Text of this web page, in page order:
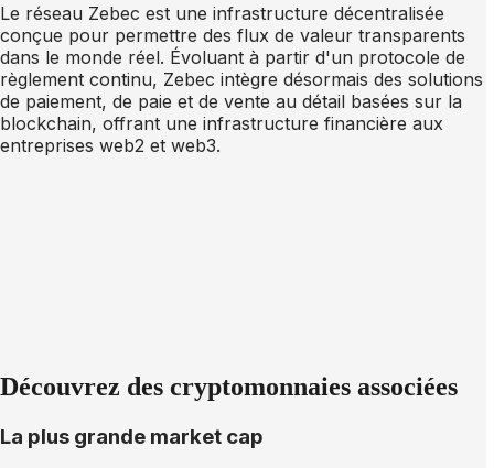
Le réseau Zebec est une infrastructure décentralisée
conçue pour permettre des flux de valeur transparents
dans le monde réel. Évoluant à partir d'un protocole de
règlement continu, Zebec intègre désormais des solutions
de paiement, de paie et de vente au détail basées sur la
blockchain, offrant une infrastructure financière aux
entreprises web2 et web3.
Découvrez des cryptomonnaies associées
La plus grande market cap